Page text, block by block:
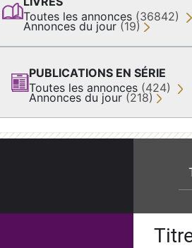
Toutes les annonces (36842)
Annonces du jour (19)
PUBLICATIONS EN SÉRIE
Toutes les annonces (424)
Annonces du jour (218)